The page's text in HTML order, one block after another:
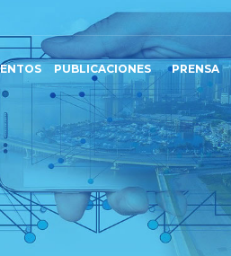
PUBLICACIONES PRENSA